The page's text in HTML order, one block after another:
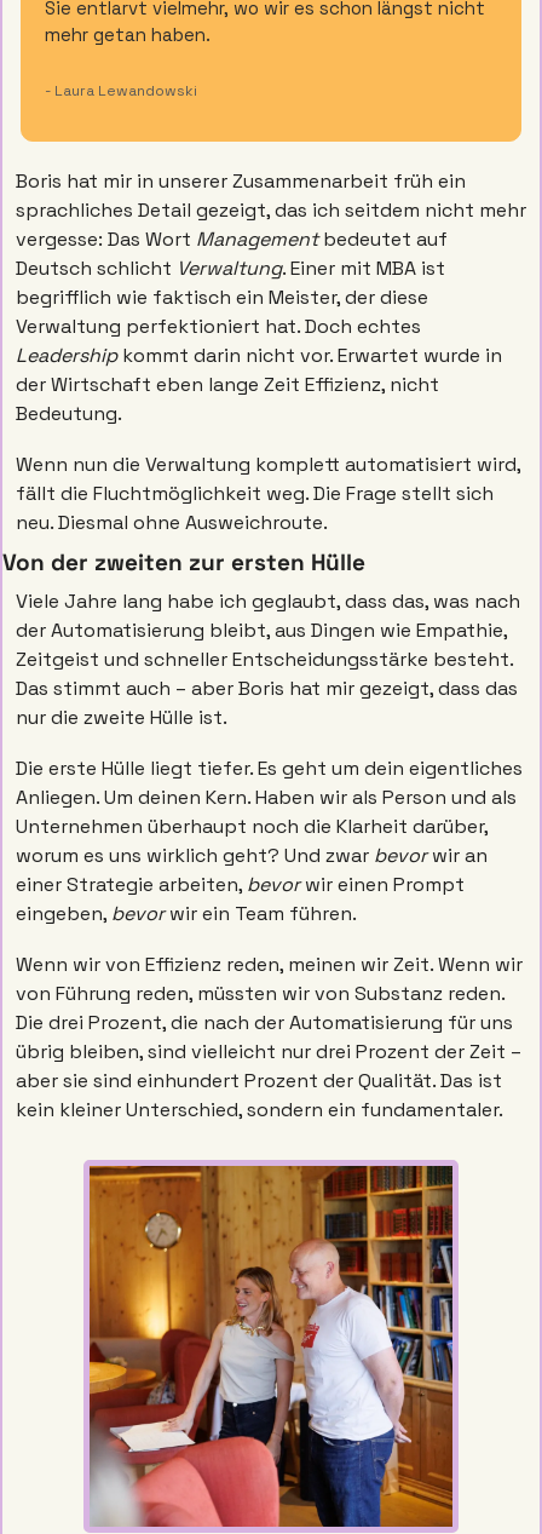
Sie entlarvt vielmehr, wo wir es schon längst nicht
mehr getan haben.
- Laura Lewandowski
Boris hat mir in unserer Zusammenarbeit früh ein
sprachliches Detail gezeigt, das ich seitdem nicht mehr
vergesse: Das Wort Management bedeutet auf
Deutsch schlicht Verwaltung. Einer mit MBA ist
begrifflich wie faktisch ein Meister, der diese
Leadership kommt darin nicht vor. Erwartet wurde in
der Wirtschaft eben lange Zeit Effizienz, nicht
Bedeutung.
Wenn nun die Verwaltung komplett automatisiert wird,
fällt die Fluchtmöglichkeit weg. Die Frage stellt sich
neu. Diesmal ohne Ausweichroute.
Von der zweiten zur ersten Hülle
Viele Jahre lang habe ich geglaubt, dass das, was nach
der Automatisierung bleibt, aus Dingen wie Empathie,
Zeitgeist und schneller Entscheidungsstärke besteht.
Das stimmt auch – aber Boris hat mir gezeigt, dass das
nur die zweite Hülle ist.
Die erste Hülle liegt tiefer. Es geht um dein eigentliches
Anliegen. Um deinen Kern. Haben wir als Person und als
Unternehmen überhaupt noch die Klarheit darüber,
worum es uns wirklich geht? Und zwar bevor wir an
einer Strategie arbeiten, bevor wir einen Prompt
eingeben, bevor wir ein Team führen.
Wenn wir von Effizienz reden, meinen wir Zeit. Wenn wir
von Führung reden, müssten wir von Substanz reden.
Die drei Prozent, die nach der Automatisierung für uns
übrig bleiben, sind vielleicht nur drei Prozent der Zeit –
aber sie sind einhundert Prozent der Qualität. Das ist
kein kleiner Unterschied, sondern ein fundamentaler.